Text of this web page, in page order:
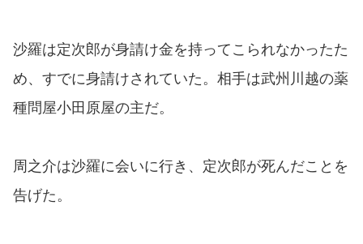
沙羅は定次郎が身請け金を持ってこられなかったた
め、すでに身請けされていた。相手は武州川越の薬
種問屋小田原屋の主だ。
周之介は沙羅に会いに行き、定次郎が死んだことを
告げた。